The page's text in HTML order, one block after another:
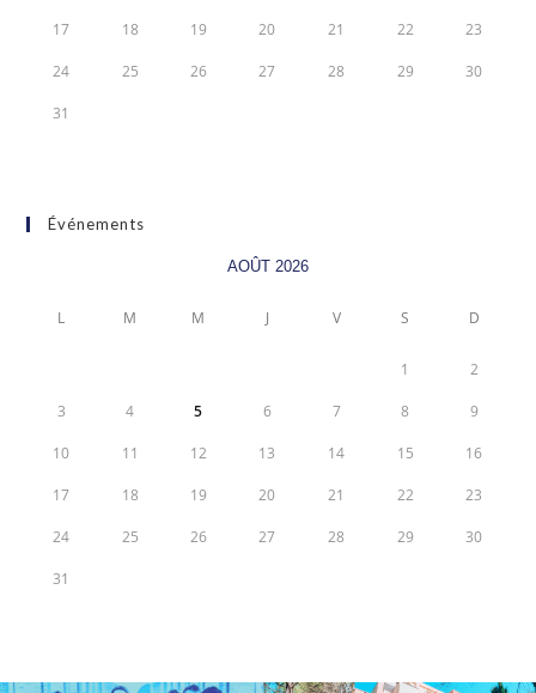
17 18 19 20 21 22 23
24 25 26 27 28 29 30
31
Événements
AOÛT 2026
L M M J V S D
1 2
3 4 5 6 7 8 9
10 11 12 13 14 15 16
17 18 19 20 21 22 23
24 25 26 27 28 29 30
31